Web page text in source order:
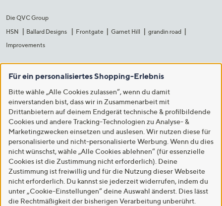
Die QVC Group
HSN
Ballard Designs Frontgate Garnet Hill
grandin road
Improvements
Für ein personalisiertes Shopping-Erlebnis
Bitte wähle „Alle Cookies zulassen“, wenn du damit
einverstanden bist, dass wir in Zusammenarbeit mit
Drittanbietern auf deinem Endgerät technische & profilbildende
Cookies und andere Tracking-Technologien zu Analyse- &
Marketingzwecken einsetzen und auslesen. Wir nutzen diese für
personalisierte und nicht-personalisierte Werbung. Wenn du dies
nicht wünschst, wähle „Alle Cookies ablehnen“ (für essenzielle
Cookies ist die Zustimmung nicht erforderlich). Deine
Zustimmung ist freiwillig und für die Nutzung dieser Webseite
nicht erforderlich. Du kannst sie jederzeit widerrufen, indem du
unter „Cookie-Einstellungen“ deine Auswahl änderst. Dies lässt
die Rechtmäßigkeit der bisherigen Verarbeitung unberührt.